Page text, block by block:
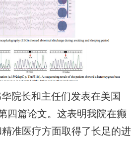
院长和主任们发表在美国
四篇论文。这表明我院在癫
准医疗方面取得了长足的进